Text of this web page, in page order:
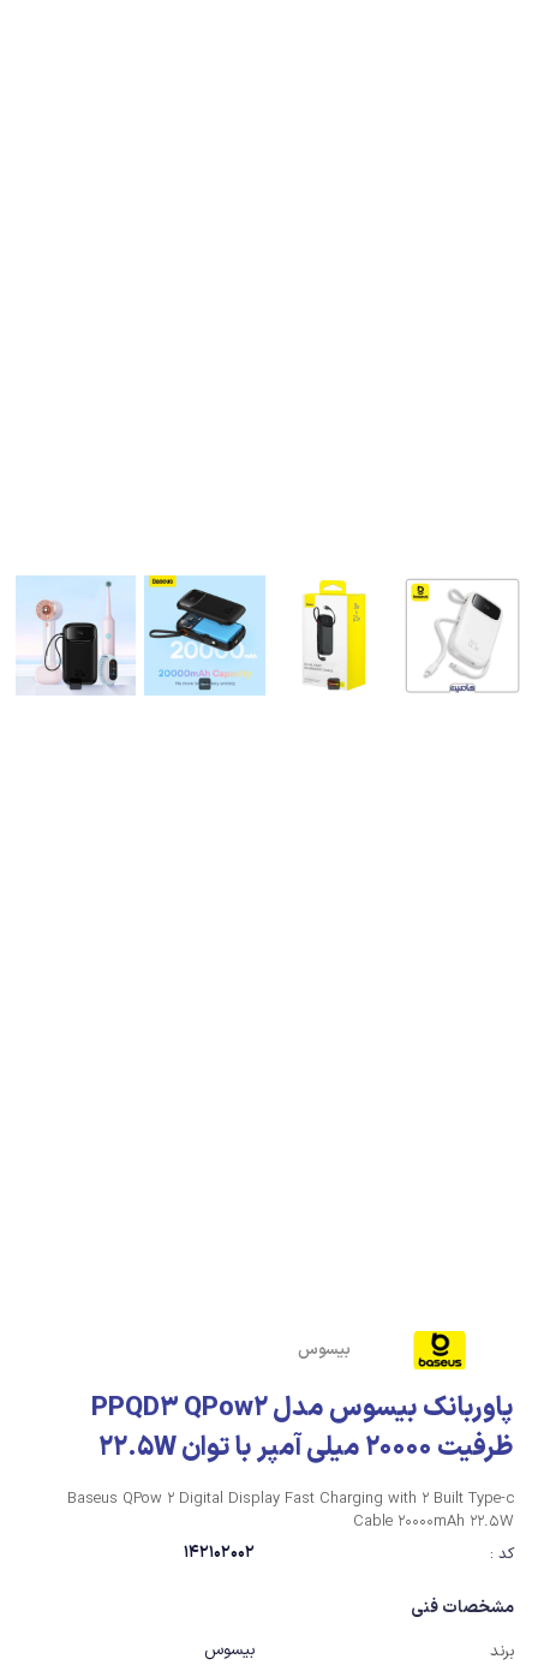
بیسوس
پاوربانک بیسوس مدل PPQD3 QPow2
ظرفیت 20000 میلی آمپر با توان 22.5W
Baseus QPow 2 Digital Display Fast Charging with 2 Built Type-c
Cable 20000mAh 22.5W
کد :
142102002
مشخصات فنی
برند
بیسوس